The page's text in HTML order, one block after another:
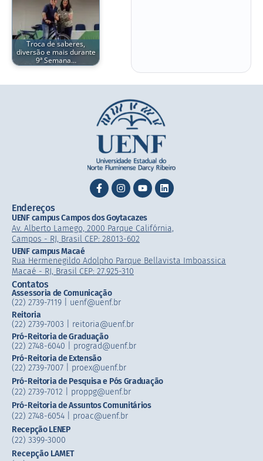
Troca de saberes,
diversão e mais durante
9ª Semana…
Endereços
UENF campus Campos dos Goytacazes
Av. Alberto Lamego, 2000 Parque Califórnia,
Campos - RJ, Brasil CEP: 28013-602
UENF campus Macaé
Rua Hermenegildo Adolpho Parque Bellavista Imboassica
Macaé - RJ, Brasil CEP: 27.925-310
Contatos
Assessoria de Comunicação
(22) 2739-7119 | uenf@uenf.br
Reitoria
(22) 2739-7003 |​ reitoria@uenf.br
Pró-Reitoria de Graduação
(22) 2748-6040 | prograd@uenf.br
Pró-Reitoria de Extensão
(22) 2739-7007​ | proex@uenf.br
Pró-Reitoria de Pesquisa e Pós Graduação
(22) 2739-7012 | proppg@uenf.br
Pró-Reitoria de Assuntos Comunitários
(22) 2748-6054​ | proac@uenf.br
Recepção LENEP
(22) 3399-3000
Recepção LAMET